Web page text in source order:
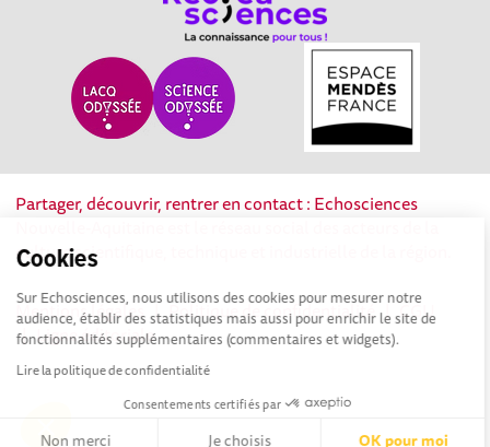
Cookies
Sur Echosciences, nous utilisons des cookies pour mesurer notre
audience, établir des statistiques mais aussi pour enrichir le site de
fonctionnalités supplémentaires (commentaires et widgets).
Lire la politique de confidentialité
Consentements certifiés par
Non merci Je choisis OK pour moi
Partager, découvrir, rentrer en contact : Echosciences
culture scientifique, technique et industrielle de la région.
Mentions légales|Politique de confidentialité|CGU
|Ligne éditoriale